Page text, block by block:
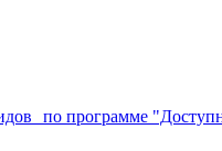
по программе